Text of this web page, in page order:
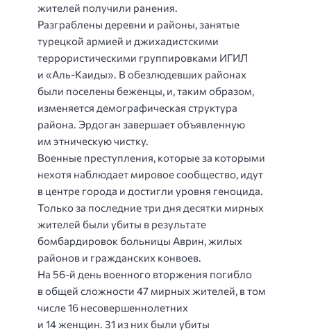
жителей получили ранения.
Разграблены деревни и районы, занятые
турецкой армией и джихадистскими
террористическими группировками ИГИЛ
и «Аль-Каиды». В обезлюдевших районах
были поселены беженцы, и, таким образом,
изменяется демографическая структура
района. Эрдоган завершает объявленную
им этническую чистку.
Военные преступления, которые за которыми
нехотя наблюдает мировое сообщество, идут
в центре города и достигли уровня геноцида.
Только за последние три дня десятки мирных
жителей были убиты в результате
бомбардировок больницы Аврин, жилых
районов и гражданских конвоев.
На 56-й день военного вторжения погибло
в общей сложности 47 мирных жителей, в том
числе 16 несовершеннолетних
и 14 женщин. 31 из них были убиты